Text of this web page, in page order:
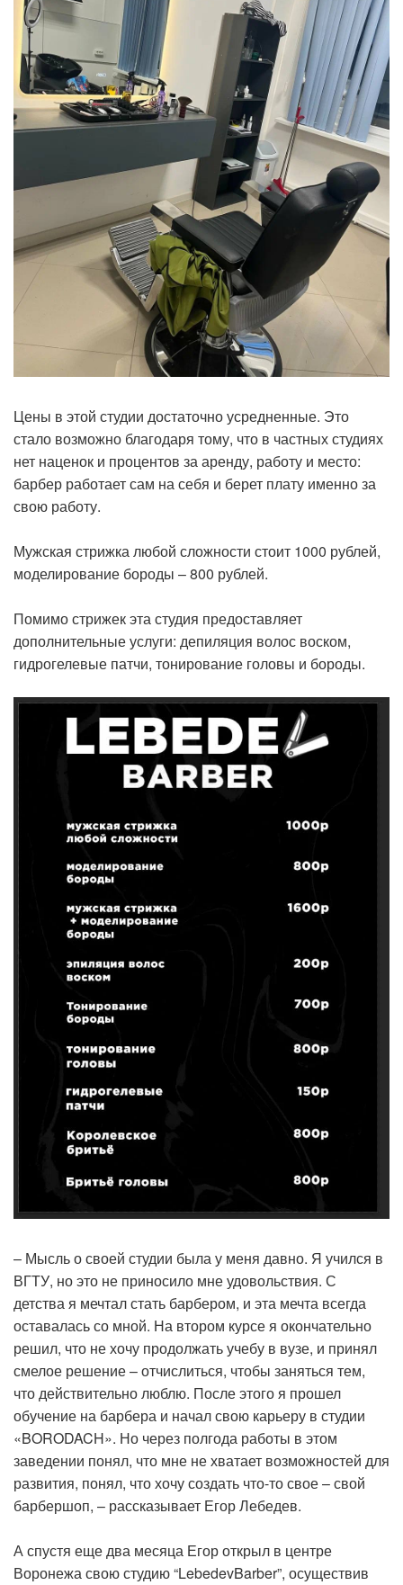
Цены в этой студии достаточно усредненные. Это
стало возможно благодаря тому, что в частных студиях
нет наценок и процентов за аренду, работу и место:
барбер работает сам на себя и берет плату именно за
свою работу.
Мужская стрижка любой сложности стоит 1000 рублей,
моделирование бороды – 800 рублей.
Помимо стрижек эта студия предоставляет
дополнительные услуги: депиляция волос воском,
гидрогелевые патчи, тонирование головы и бороды.
– Мысль о своей студии была у меня давно. Я учился в
ВГТУ, но это не приносило мне удовольствия. С
детства я мечтал стать барбером, и эта мечта всегда
оставалась со мной. На втором курсе я окончательно
решил, что не хочу продолжать учебу в вузе, и принял
смелое решение – отчислиться, чтобы заняться тем,
что действительно люблю. После этого я прошел
обучение на барбера и начал свою карьеру в студии
«BORODACH». Но через полгода работы в этом
заведении понял, что мне не хватает возможностей для
развития, понял, что хочу создать что-то свое – свой
барбершоп, – рассказывает Егор Лебедев.
А спустя еще два месяца Егор открыл в центре
Воронежа свою студию “LebedevBarber”, осуществив